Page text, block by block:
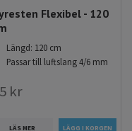
Flexibel - 120
Längd: 120 cm
Passar till luftslang 4/6 mm
kr
LÄS MER